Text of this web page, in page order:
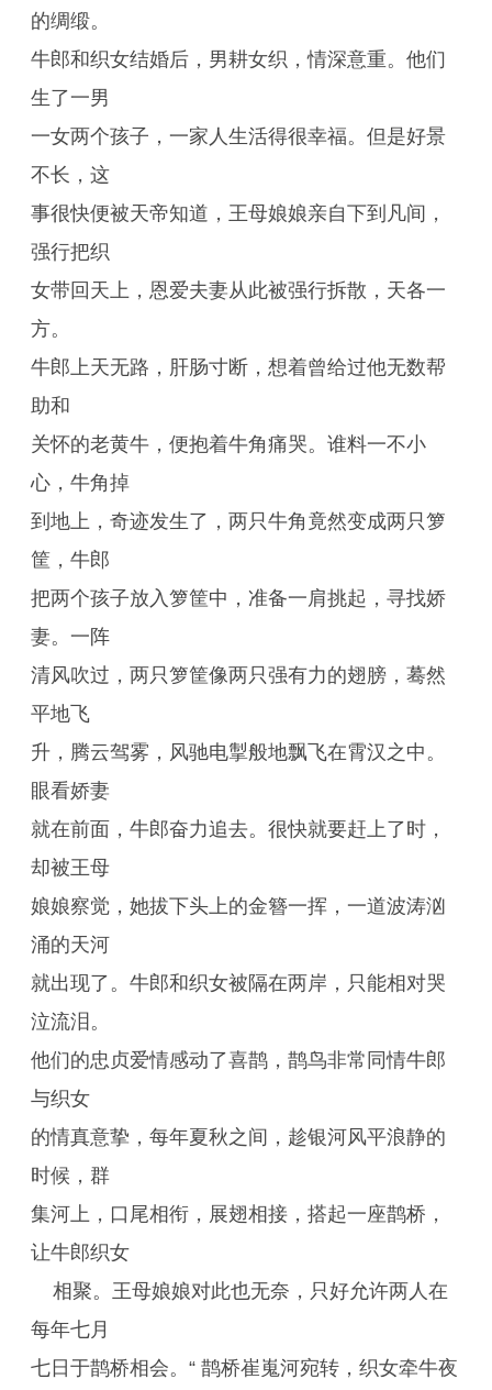
的绸缎。
牛郎和织女结婚后，男耕女织，情深意重。他们
生了一男
一女两个孩子，一家人生活得很幸福。但是好景
不长，这
事很快便被天帝知道，王母娘娘亲自下到凡间，
强行把织
女带回天上，恩爱夫妻从此被强行拆散，天各一
方。
牛郎上天无路，肝肠寸断，想着曾给过他无数帮
助和
关怀的老黄牛，便抱着牛角痛哭。谁料一不小
心，牛角掉
到地上，奇迹发生了，两只牛角竟然变成两只箩
筐，牛郎
把两个孩子放入箩筐中，准备一肩挑起，寻找娇
妻。一阵
清风吹过，两只箩筐像两只强有力的翅膀，蓦然
平地飞
升，腾云驾雾，风驰电掣般地飘飞在霄汉之中。
眼看娇妻
就在前面，牛郎奋力追去。很快就要赶上了时，
却被王母
娘娘察觉，她拔下头上的金簪一挥，一道波涛汹
涌的天河
就出现了。牛郎和织女被隔在两岸，只能相对哭
泣流泪。
他们的忠贞爱情感动了喜鹊，鹊鸟非常同情牛郎
与织女
的情真意挚，每年夏秋之间，趁银河风平浪静的
时候，群
集河上，口尾相衔，展翅相接，搭起一座鹊桥，
让牛郎织女
相聚。王母娘娘对此也无奈，只好允许两人在
每年七月
七日于鹊桥相会。“ 鹊桥崔嵬河宛转，织女牵牛夜